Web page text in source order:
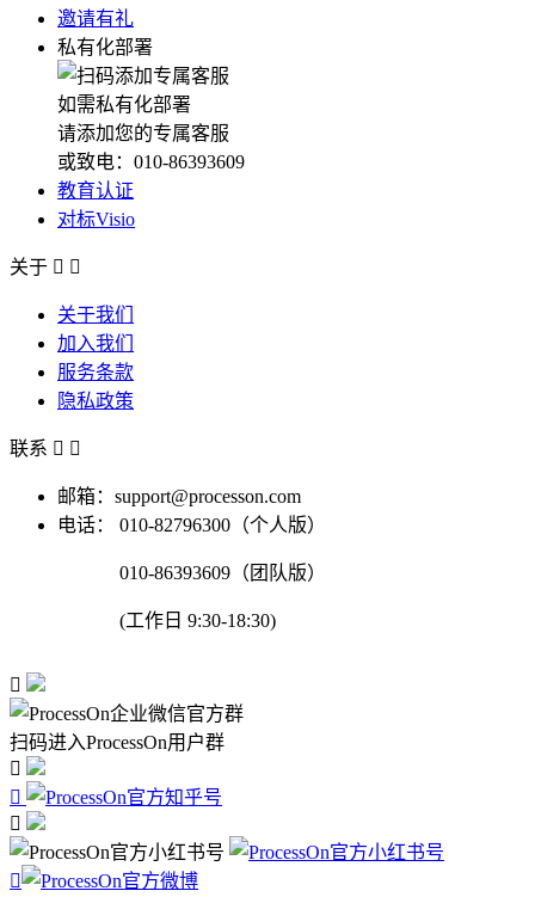
邀请有礼
私有化部署
如需私有化部署
请添加您的专属客服
或致电：010-86393609
教育认证
对标Visio
关于  
关于我们
加入我们
服务条款
隐私政策
联系  
邮箱：support@processon.com
电话：
010-82796300（个人版）
010-86393609（团队版）
(工作日 9:30-18:30)

扫码进入ProcessOn用户群



